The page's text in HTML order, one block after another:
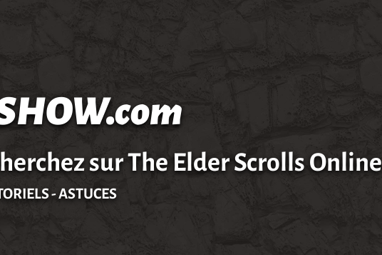
sur The Elder Scrolls Online
- ASTUCES